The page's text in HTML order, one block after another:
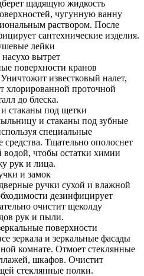
щадящую жидкость
чугунную ванну
раствором. После
сантехнические изделия.
лейки
вытрет
поверхности кранов
известковый налет,
хлорированной проточной
до блеска.
стаканы под щетки
и стаканы под зубные
специальные
средства. Тщательно ополоснет
водой, чтобы остатки химии
рук и лица.
и замок
ручки сухой и влажной
дезинфицирует
очистит щеколду
рук и пыли.
поверхности
зеркала и зеркальные фасады
комнате. Отмоет стеклянные
шкафов. Очистит
стеклянные полки.